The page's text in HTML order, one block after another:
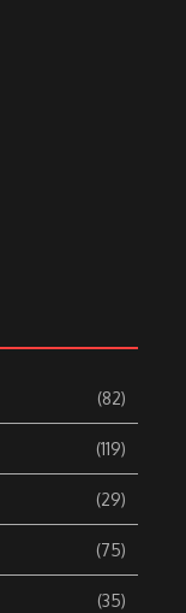
(82)
(119)
(29)
(75)
(35)